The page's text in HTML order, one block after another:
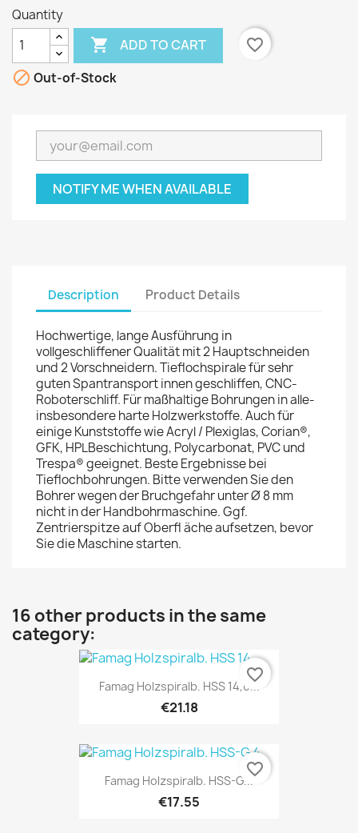
Quantity
 ADD TO CART
favorite_border
 Out-of-Stock
NOTIFY ME WHEN AVAILABLE
Description Product Details
Hochwertige, lange Ausführung in
vollgeschliffener Qualität mit 2 Hauptschneiden
und 2 Vorschneidern. Tieflochspirale für sehr
guten Spantransport innen geschliffen, CNC-
Roboterschliff. Für maßhaltige Bohrungen in alle-
insbesondere harte Holzwerkstoffe. Auch für
einige Kunststoffe wie Acryl / Plexiglas, Corian®,
GFK, HPLBeschichtung, Polycarbonat, PVC und
Trespa® geeignet. Beste Ergebnisse bei
Tieflochbohrungen. Bitte verwenden Sie den
Bohrer wegen der Bruchgefahr unter Ø 8 mm
nicht in der Handbohrmaschine. Ggf.
Zentrierspitze auf Oberfl äche aufsetzen, bevor
Sie die Maschine starten.
16 other products in the same
category:
Famag Holzspiralb. HSS 14,0...
€21.18
favorite_border
Famag Holzspiralb. HSS-G...
€17.55
favorite_border